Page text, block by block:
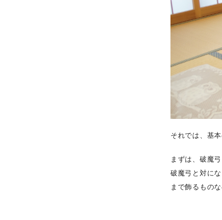
それでは、基
まずは、破魔
破魔弓と対に
まで飾るもの